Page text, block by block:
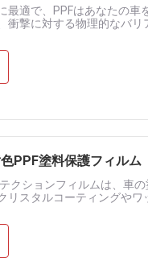
適で、PPFはあなたの車
撃に対する物理的なバリ
PPF塗料保護フィルム
クションフィルムは、車
スタルコーティングやワ